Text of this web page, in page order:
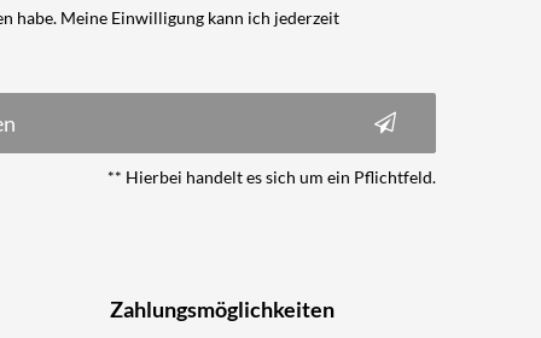
habe. Meine Einwilligung kann ich jederzeit
** Hierbei handelt es sich um ein Pflichtfeld.
Zahlungsmöglichkeiten